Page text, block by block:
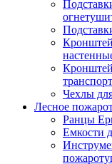
Чехлы
Лесное
Ранцы
Емкости